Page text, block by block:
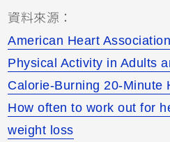
資料來源：
American Heart
Physical Activity in Adults
Calorie-Burning 20-Minute
How often to work out for
weight loss